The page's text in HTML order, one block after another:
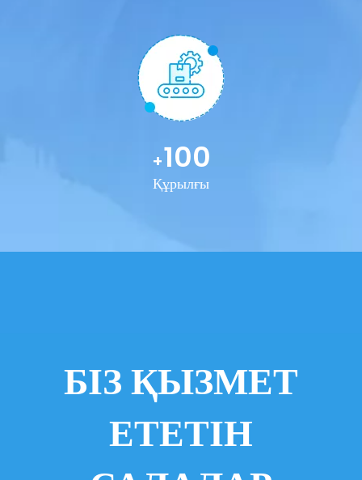
100
+
Құрылғы
БІЗ ҚЫЗМЕТ
ЕТЕТІН